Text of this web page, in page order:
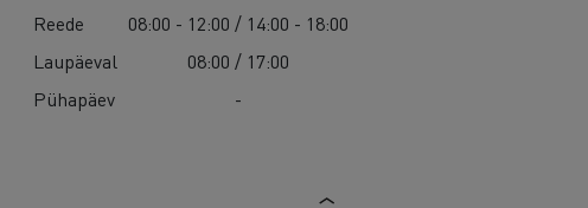
Reede
08:00 - 12:00 / 14:00 - 18:00
Laupäeval
08:00 / 17:00
Pühapäev
-